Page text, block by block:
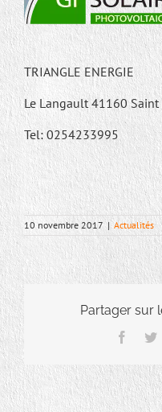
TRIANGLE ENERGIE
Le Langault 41160
Tel: 0254233995
10 novembre 2017 | Actualités
Partager sur